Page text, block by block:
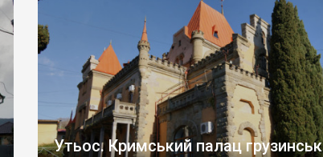
Утьос. Кримський палац